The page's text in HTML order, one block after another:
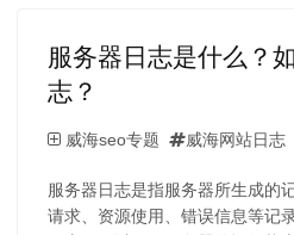
服务器日志是什么？
志？
威海seo专题 威海网站日志
服务器日志是指服务器所生成的
请求、资源使用、错误信息等记